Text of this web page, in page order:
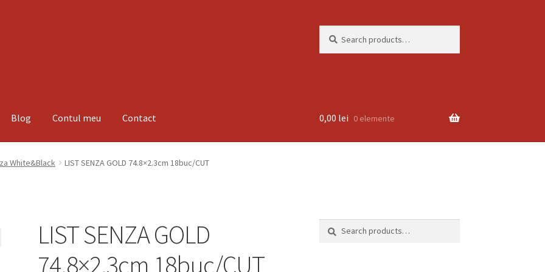
for:
Blog Contul meu Contact
Despre noiInformatiiMagazin Plată
0,00 lei 0 elemente
White&Black LIST SENZA GOLD 74.8×2.3cm 18buc/CUT
LIST SENZA GOLD
74.8×2.3cm 18buc/CUT
Search
Search